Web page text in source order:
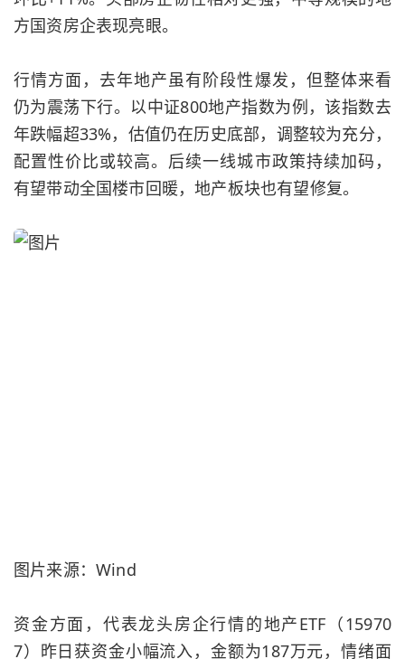
方国资房企表现亮眼。
行情方面，去年地产虽有阶段性爆发，但整体来看
仍为震荡下行。以中证800地产指数为例，该指数去
年跌幅超33%，估值仍在历史底部，调整较为充分，
配置性价比或较高。后续一线城市政策持续加码，
有望带动全国楼市回暖，地产板块也有望修复。
图片来源：Wind
资金方面，代表龙头房企行情的地产ETF（15970
7）昨日获资金小幅流入，金额为187万元，情绪面